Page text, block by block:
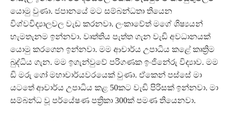
යොමු වුණා. ජපානයේ මට සම්බන්ධතා තියෙන
විශ්වවිද්‍යාලවල වැඩ කරනවා. ලංකාවේත් මගේ ශිෂ්‍යයන්
හැමතැනම ඉන්නවා. වෘත්තිය පැත්ත ගැන වැඩි අවධානයක්
යොමු කරගෙන ඉන්නවා. මම ආචාර්ය උපාධිය කළේ කෘත්‍රිම
බුද්ධිය ගැන. මම ඉගැන්වුවේ පරිගණක ඉංජිනේරු විද්‍යාව. මම
ඩි මරු ගෝ මහාචාර්යවරයෙක් වුණා. ඒකෙන් පස්සේ මා
යටතේ ආචාර්ය උපාධිය කළ 50කට වැඩි පිරිසක් ඉන්නවා. මා
සම්බන්ධ වූ පර්යේෂණ පත්‍රිකා 300ක් පමණ තියෙනවා.